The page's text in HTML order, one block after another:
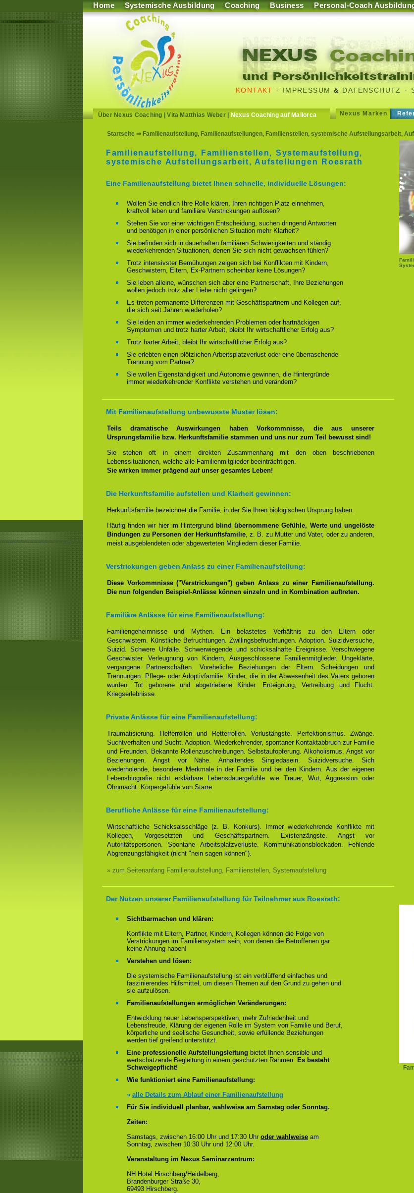
Home Systemische Ausbildung Coaching Business Personal-Coach
KONTAKT - IMPRESSUM & DATENSCHUTZ -
Über Nexus Coaching |Vita Matthias Weber| Nexus Coaching auf Mallorca Nexus Marken
Startseite ⇒ Familienaufstellung, Familienaufstellungen, Familienstellen, systemische Aufstellungsarbeit,
Familienaufstellung, Familienstellen, Systemaufstellung,
systemische Aufstellungsarbeit, Aufstellungen Roesrath
Eine Familienaufstellung bietet Ihnen schnelle, individuelle Lösungen:
Wollen Sie endlich Ihre Rolle klären, Ihren richtigen Platz einnehmen,
kraftvoll leben und familiäre Verstrickungen auflösen?
Stehen Sie vor einer wichtigen Entscheidung, suchen dringend Antworten
und benötigen in einer persönlichen Situation mehr Klarheit?
Sie befinden sich in dauerhaften familiären Schwierigkeiten und ständig
wiederkehrenden Situationen, denen Sie sich nicht gewachsen fühlen?
Trotz intensivster Bemühungen zeigen sich bei Konflikten mit Kindern,
Geschwistern, Eltern, Ex-Partnern scheinbar keine Lösungen?
Sie leben alleine, wünschen sich aber eine Partnerschaft, Ihre Beziehungen
wollen jedoch trotz aller Liebe nicht gelingen?
Es treten permanente Differenzen mit Geschäftspartnern und Kollegen auf,
die sich seit Jahren wiederholen?
Sie leiden an immer wiederkehrenden Problemen oder hartnäckigen
Symptomen und trotz harter Arbeit, bleibt Ihr wirtschaftlicher Erfolg aus?
Trotz harter Arbeit, bleibt Ihr wirtschaftlicher Erfolg aus?
Sie erlebten einen plötzlichen Arbeitsplatzverlust oder eine überraschende
Trennung vom Partner?
Sie wollen Eigenständigkeit und Autonomie gewinnen, die Hintergründe
immer wiederkehrender Konflikte verstehen und verändern?
Mit Familienaufstellung unbewusste Muster lösen:
Teils dramatische Auswirkungen haben Vorkommnisse, die aus unserer
Ursprungsfamilie bzw. Herkunftsfamilie stammen und uns nur zum Teil bewusst sind!
Sie stehen oft in einem direkten Zusammenhang mit den oben beschriebenen
Lebenssituationen, welche alle Familienmitglieder beeinträchtigen.
Sie wirken immer prägend auf unser gesamtes Leben!
Die Herkunftsfamilie aufstellen und Klarheit gewinnen:
Herkunftsfamilie bezeichnet die Familie, in der Sie Ihren biologischen Ursprung haben.
Häufig finden wir hier im Hintergrund blind übernommene Gefühle, Werte und ungelöste
Bindungen zu Personen der Herkunftsfamilie, z. B. zu Mutter und Vater, oder zu anderen,
meist ausgeblendeten oder abgewerteten Mitgliedern dieser Familie.
Verstrickungen geben Anlass zu einer Familienaufstellung:
Diese Vorkommnisse ("Verstrickungen") geben Anlass zu einer Familienaufstellung.
Die nun folgenden Beispiel-Anlässe können einzeln und in Kombination auftreten.
Familiäre Anlässe für eine Familienaufstellung:
Familiengeheimnisse und Mythen. Ein belastetes Verhältnis zu den Eltern oder
Geschwistern. Künstliche Befruchtungen. Zwillingsbefruchtungen. Adoption. Suizidversuche,
Suizid. Schwere Unfälle. Schwerwiegende und schicksalhafte Ereignisse. Verschwiegene
Geschwister. Verleugnung von Kindern, Ausgeschlossene Familienmitglieder. Ungeklärte,
vergangene Partnerschaften. Voreheliche Beziehungen der Eltern. Scheidungen und
Trennungen. Pflege- oder Adoptivfamilie. Kinder, die in der Abwesenheit des Vaters geboren
wurden. Tot geborene und abgetriebene Kinder. Enteignung, Vertreibung und Flucht.
Kriegserlebnisse.
Private Anlässe für eine Familienaufstellung:
Traumatisierung. Helferrollen und Retterrollen. Verlustängste. Perfektionismus. Zwänge.
Suchtverhalten und Sucht. Adoption. Wiederkehrender, spontaner Kontaktabbruch zur Familie
und Freunden. Bekannte Rollenzuschreibungen. Selbstaufopferung. Alkoholismus. Angst vor
Beziehungen. Angst vor Nähe. Anhaltendes Singledasein. Suizidversuche. Sich
wiederholende, besondere Merkmale in der Familie und bei den Kindern. Aus der eigenen
Lebensbiografie nicht erklärbare Lebensdauergefühle wie Trauer, Wut, Aggression oder
Ohnmacht. Körpergefühle von Starre.
Berufliche Anlässe für eine Familienaufstellung:
Wirtschaftliche Schicksalsschläge (z. B. Konkurs). Immer wiederkehrende Konflikte mit
Kollegen, Vorgesetzten und Geschäftspartnern. Existenzängste. Angst vor
Autoritätspersonen. Spontane Arbeitsplatzverluste. Kommunikationsblockaden. Fehlende
Abgrenzungsfähigkeit (nicht "nein sagen können").
» zum Seitenanfang Familienaufstellung, Familienstellen, Systemaufstellung
Der Nutzen unserer Familienaufstellung für Teilnehmer aus Roesrath:
Sichtbarmachen und klären:
Konflikte mit Eltern, Partner, Kindern, Kollegen können die Folge von
Verstrickungen im Familiensystem sein, von denen die Betroffenen gar
keine Ahnung haben!
Verstehen und lösen:
Die systemische Familienaufstellung ist ein verblüffend einfaches und
faszinierendes Hilfsmittel, um diesen Themen auf den Grund zu gehen und
sie aufzulösen.
Familienaufstellungen ermöglichen Veränderungen:
Entwicklung neuer Lebensperspektiven, mehr Zufriedenheit und
Lebensfreude, Klärung der eigenen Rolle im System von Familie und Beruf,
körperliche und seelische Gesundheit, sowie erfüllende Beziehungen
werden tief greifend unterstützt.
Eine professionelle Aufstellungsleitung bietet Ihnen sensible und
wertschätzende Begleitung in einem geschützten Rahmen. Es besteht
Schweigepflicht!
Wie funktioniert eine Familienaufstellung:
» alle Details zum Ablauf einer Familienaufstellung
Für Sie individuell planbar, wahlweise am Samstag oder Sonntag.
Zeiten:
Samstags, zwischen 16:00 Uhr und 17:30 Uhr oder wahlweise am
Sonntag, zwischen 10:30 Uhr und 12:00 Uhr.
Veranstaltung im Nexus Seminarzentrum:
NH Hotel Hirschberg/Heidelberg,
Brandenburger Straße 30,
69493 Hirschberg.